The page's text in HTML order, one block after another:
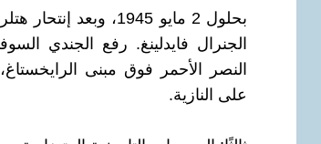
الجنرال فايدلينغ. رفع الجندي
النصر الأحمر فوق مبنى
على النازية.